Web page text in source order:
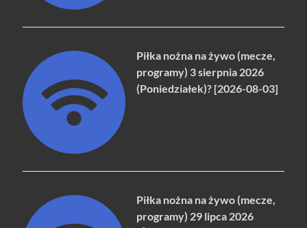
Piłka nożna na żywo (mecze,
programy) 3 sierpnia 2026
(Poniedziałek)? [2026-08-03]
Piłka nożna na żywo (mecze,
programy) 29 lipca 2026